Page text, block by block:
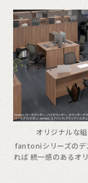
オリジナルな
fantoniシリーズのデ
れば 統一感のあるオ